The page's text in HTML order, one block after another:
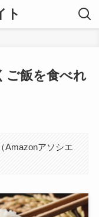
ト
ご飯を食べれ
Amazonアソシエ